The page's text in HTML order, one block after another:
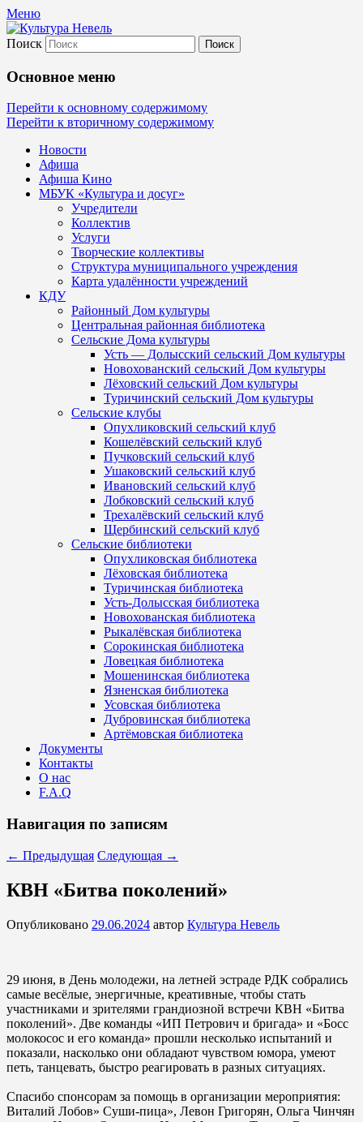
Меню
Культура Невель
МБУК Невельского района "Культура
и досуг"
Поиск
Основное меню
Перейти к основному содержимому
Перейти к вторичному содержимому
Новости
Афиша
Афиша Кино
МБУК «Культура и досуг»
Учредители
Коллектив
Услуги
Творческие коллективы
Структура муниципального учреждения
Карта удалённости учреждений
КДУ
Районный Дом культуры
Центральная районная библиотека
Сельские Дома культуры
Усть — Долысский сельский Дом культуры
Новохованский сельский Дом культуры
Лёховский сельский Дом культуры
Туричинский сельский Дом культуры
Сельские клубы
Опухликовский сельский клуб
Кошелёвский сельский клуб
Пучковский сельский клуб
Ушаковский сельский клуб
Ивановский сельский клуб
Лобковский сельский клуб
Трехалёвский сельский клуб
Щербинский сельский клуб
Сельские библиотеки
Опухликовская библиотека
Лёховская библиотека
Туричинская библиотека
Усть-Долысская библиотека
Новохованская библиотека
Рыкалёвская библиотека
Сорокинская библиотека
Ловецкая библиотека
Мошенинская библиотека
Язненская библиотека
Усовская библиотека
Дубровинская библиотека
Артёмовская библиотека
Документы
Контакты
О нас
F.A.Q
Навигация по записям
← Предыдущая Следующая →
КВН «Битва поколений»
Опубликовано 29.06.2024 автор Культура Невель
29 июня, в День молодежи, на летней эстраде РДК собрались
самые весёлые, энергичные, креативные, чтобы стать
участниками и зрителями грандиозной встречи КВН «Битва
поколений». Две команды «ИП Петрович и бригада» и «Босс
молокосос и его команда» прошли несколько испытаний и
показали, насколько они обладают чувством юмора, умеют
петь, танцевать, быстро реагировать в разных ситуациях.
Спасибо спонсорам за помощь в организации мероприятия:
Виталий Лобов» Суши-пица», Левон Григорян, Ольга Чинчян